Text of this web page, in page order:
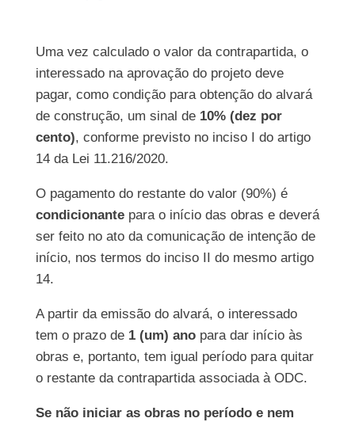
Uma vez calculado o valor da contrapartida, o
interessado na aprovação do projeto deve
pagar, como condição para obtenção do alvará
de construção, um sinal de 10% (dez por
cento), conforme previsto no inciso I do artigo
14 da Lei 11.216/2020.
O pagamento do restante do valor (90%) é
condicionantepara o início das obras e deverá
ser feito no ato da comunicação de intenção de
início, nos termos do inciso II do mesmo artigo
14.
A partir da emissão do alvará, o interessado
tem o prazo de 1 (um) anopara dar início às
obras e, portanto, tem igual período para quitar
o restante da contrapartida associada à ODC.
Se não iniciar as obras no período e nem